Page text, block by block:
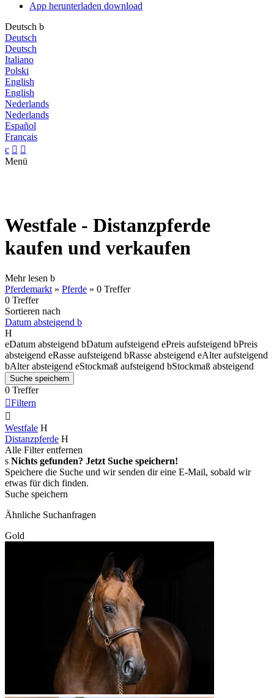
App herunterladen download
Deutsch b
Deutsch
Deutsch
Italiano
Polski
English
English
Nederlands
Nederlands
Español
Français
c  
Menü
Westfale - Distanzpferde
kaufen und verkaufen
Mehr lesen b
Pferdemarkt » Pferde » 0 Treffer
0 Treffer
Sortieren nach
Datum absteigend b
H
eDatum absteigend bDatum aufsteigend ePreis aufsteigend bPreis
absteigend eRasse aufsteigend bRasse absteigend eAlter aufsteigend
bAlter absteigend eStockmaß aufsteigend bStockmaß absteigend
Suche speichern
0 Treffer
Filtern

Westfale H
Distanzpferde H
Alle Filter entfernen
s Nichts gefunden? Jetzt Suche speichern!
Speichere die Suche und wir senden dir eine E-Mail, sobald wir
etwas für dich finden.
Suche speichern
Ähnliche Suchanfragen
Gold